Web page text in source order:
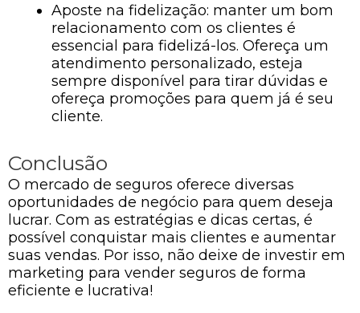
Aposte na fidelização: manter um bom
relacionamento com os clientes é
essencial para fidelizá-los. Ofereça um
atendimento personalizado, esteja
sempre disponível para tirar dúvidas e
ofereça promoções para quem já é seu
cliente.
Conclusão
O mercado de seguros oferece diversas
oportunidades de negócio para quem deseja
lucrar. Com as estratégias e dicas certas, é
possível conquistar mais clientes e aumentar
suas vendas. Por isso, não deixe de investir em
marketing para vender seguros de forma
eficiente e lucrativa!